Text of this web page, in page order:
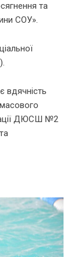
та
СОУ».
вдячність
масового
ДЮСШ №2